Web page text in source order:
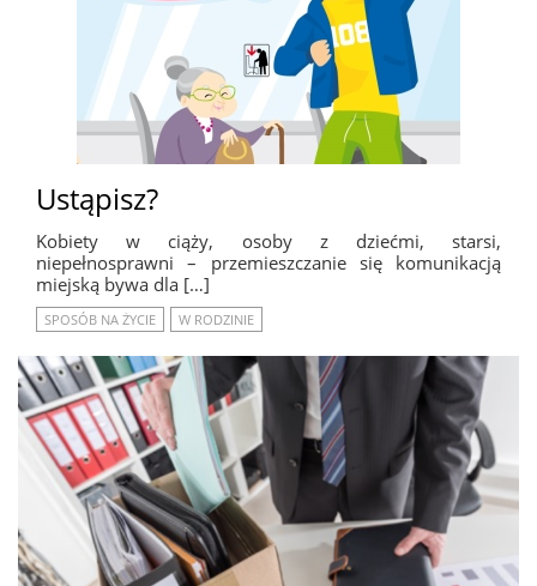
Ustąpisz?
Kobiety w ciąży, osoby z dziećmi, starsi,
niepełnosprawni – przemieszczanie się komunikacją
miejską bywa dla […]
SPOSÓB NA ŻYCIE W RODZINIE